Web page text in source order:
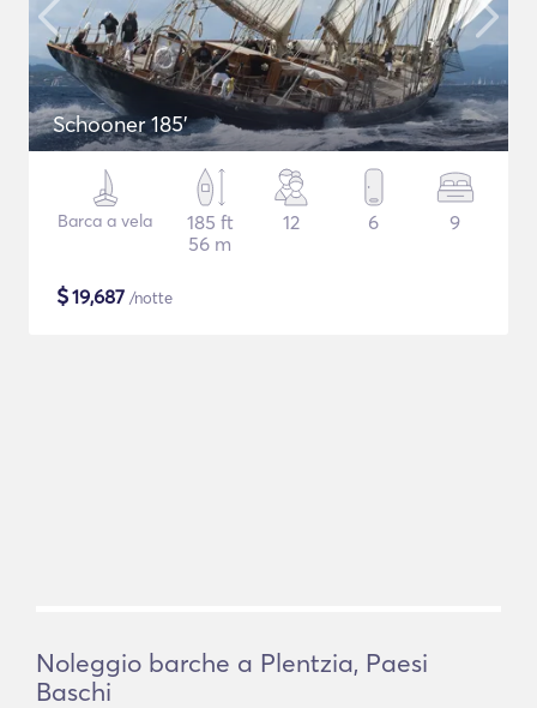
Schooner 185'
Barca a vela
185 ft
56 m
12 6 9
$19,687 /notte
Noleggio barche a Plentzia, Paesi
Baschi